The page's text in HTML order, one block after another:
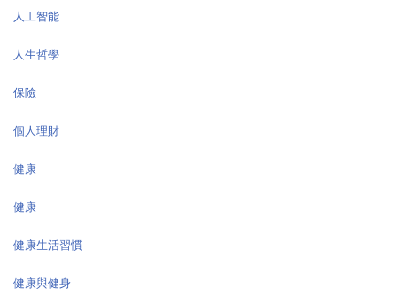
人工智能
人生哲學
保險
個人理財
健康
健康
健康生活習慣
健康與健身